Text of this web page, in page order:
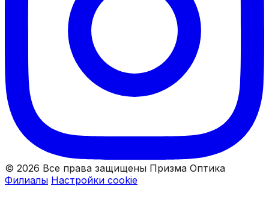
© 2026 Все права защищены Призма Оптика
Филиалы Настройки cookie